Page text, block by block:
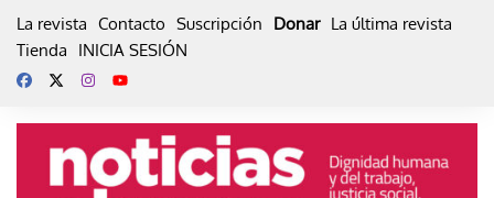
La revista Contacto Suscripción Donar La última revista
Tienda
INICIA SESIÓN